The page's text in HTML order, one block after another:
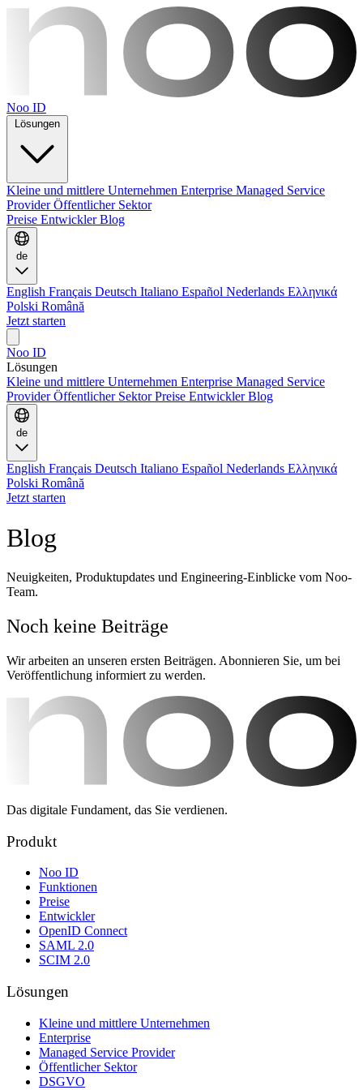
Noo ID
Kleine und mittlere Unternehmen Enterprise Managed Service
ProviderÖffentlicher Sektor
Preise EntwicklerBlog
de
English Français Deutsch Italiano Español Nederlands Ελληνικά
Polski Română
Jetzt starten
Noo ID
Lösungen
Kleine und mittlere Unternehmen Enterprise Managed Service
ProviderÖffentlicher SektorPreise EntwicklerBlog
de
English Français Deutsch Italiano Español Nederlands Ελληνικά
Polski Română
Jetzt starten
Blog
Neuigkeiten, Produktupdates und Engineering-Einblicke vom Noo-
Team.
Noch keine Beiträge
Wir arbeiten an unseren ersten Beiträgen. Abonnieren Sie, um bei
Veröffentlichung informiert zu werden.
Das digitale Fundament, das Sie verdienen.
Produkt
Noo ID
Funktionen
Preise
Entwickler
OpenID Connect
SAML 2.0
SCIM 2.0
Lösungen
Kleine und mittlere Unternehmen
Enterprise
Managed Service Provider
Öffentlicher Sektor
DSGVO